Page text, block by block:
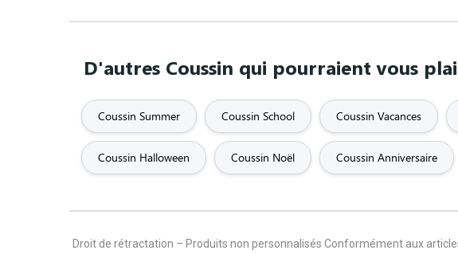
D'autres Coussin qui pourraient vous
Coussin Summer Coussin School Coussin Vacances
Coussin Halloween Coussin Noël Coussin Anniversaire
Droit de rétractation – Produits non personnalisés Conformément aux